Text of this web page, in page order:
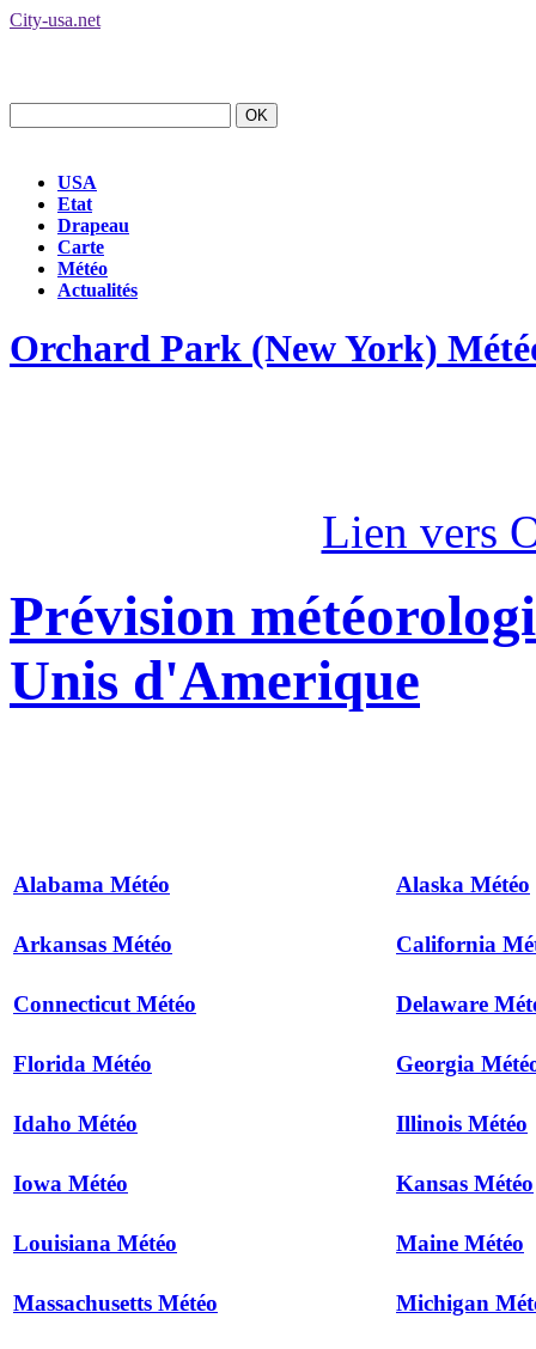
City-usa.net
USA
Etat
Drapeau
Carte
Météo
Actualités
Orchard Park (New York)
Lien vers
Prévision
Unis d'Amerique
Alabama Météo Alaska Météo
Arkansas Météo California
Connecticut Météo Delaware
Florida Météo Georgia
Idaho Météo Illinois Météo
Iowa Météo Kansas Météo
Louisiana Météo Maine Météo
Massachusetts Météo Michigan